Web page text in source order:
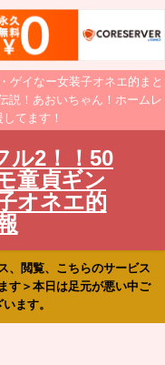
ゲイなー女装子オネエ的まと
説！あおいちゃん！ホームレ
てます！
ル2！！50
童貞ギン
オネエ的
、閲覧、こちらのサービス
す＞本日は足元が悪い中ご
ます。